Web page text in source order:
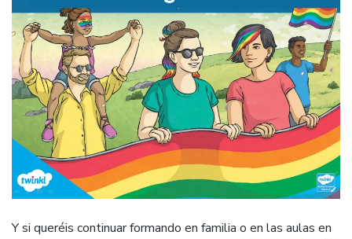
Y si queréis continuar formando en familia o en las aulas en